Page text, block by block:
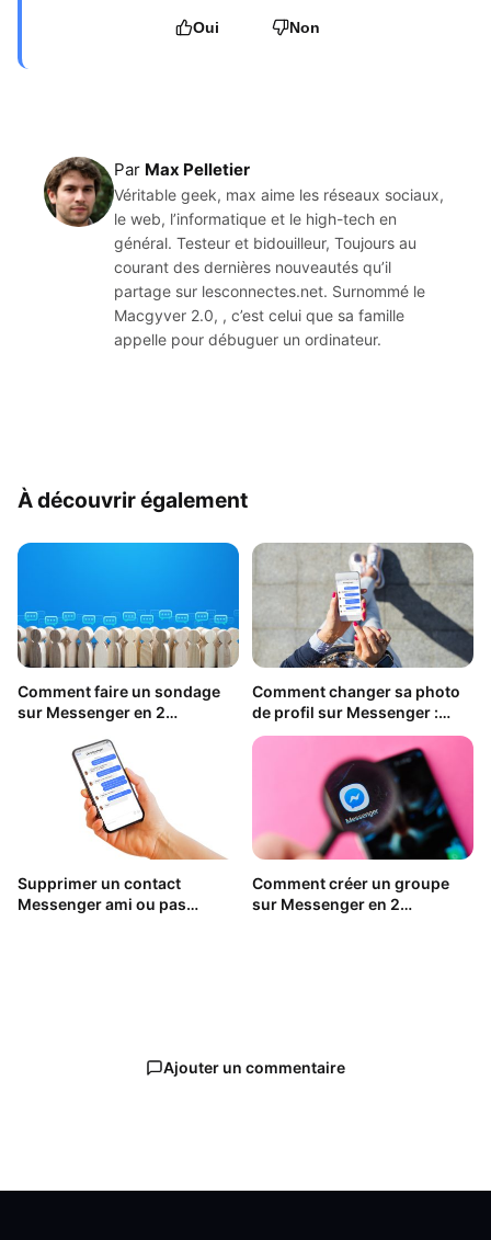
Oui Non
Par Max Pelletier
Véritable geek, max aime les réseaux sociaux,
le web, l’informatique et le high-tech en
général. Testeur et bidouilleur, Toujours au
courant des dernières nouveautés qu’il
partage sur lesconnectes.net. Surnommé le
Macgyver 2.0, , c’est celui que sa famille
appelle pour débuguer un ordinateur.
À découvrir également
Comment faire un sondage
sur Messenger en 2
Comment changer sa photo
de profil sur Messenger :
Possible ou pas ?
Supprimer un contact
Messenger ami ou pas
Comment créer un groupe
sur Messenger en 2
Ajouter un commentaire